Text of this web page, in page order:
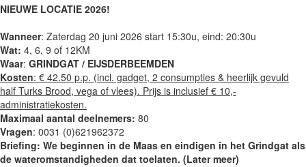
NIEUWE LOCATIE 2026!
Wanneer: Zaterdag 20 juni 2026 start 15:30u, eind: 20:30u
Wat: 4, 6, 9 of 12KM
Waar: GRINDGAT / EIJSDERBEEMDEN
Kosten: € 42.50 p.p. (incl. gadget, 2 consumpties & heerlijk gevuld
half Turks Brood, vega of vlees). Prijs is inclusief € 10,-
administratiekosten.
Maximaal aantal deelnemers: 80
Vragen: 0031 (0)621962372
Briefing: We beginnen in de Maas en eindigen in het Grindgat als
de wateromstandigheden dat toelaten. (Later meer)